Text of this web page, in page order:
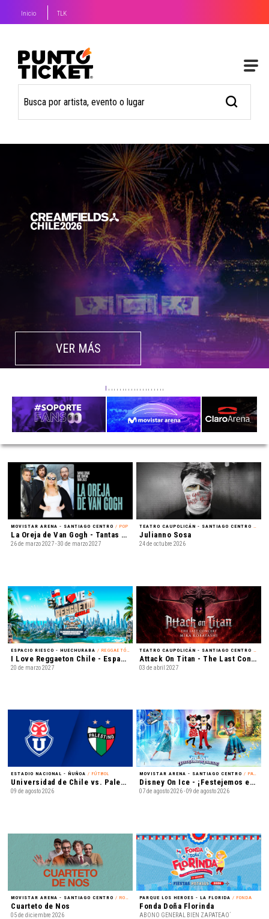
Inicio TLK
VER MÁS
MOVISTAR ARENA - SANTIAGO CENTRO / POP
La Oreja de Van Gogh - Tantas cosas que contar Tour 2027
26 de marzo 2027 - 30 de marzo 2027
TEATRO CAUPOLICÁN - SANTIAGO CENTRO
Julianno Sosa
24 de octubre 2026
ESPACIO RIESCO - HUECHURABA / REGGAETÓN
I Love Reggaeton Chile - Espacio Riesco 2027
20 de marzo 2027
TEATRO CAUPOLICÁN - SANTIAGO CENTRO
Attack On Titan - The Last Concert
03 de abril 2027
ESTADIO NACIONAL - ÑUÑOA / FÚTBOL
Universidad de Chile vs. Palestino - Liga de Primera Mercado Libre - Fecha 18
09 de agosto 2026
MOVISTAR ARENA - SANTIAGO CENTRO / PATINAJE EN HIELO
Disney On Ice - ¡Festejemos en Familia!
07 de agosto 2026 - 09 de agosto 2026
MOVISTAR ARENA - SANTIAGO CENTRO / ROCK
Cuarteto de Nos
05 de diciembre 2026
PARQUE LOS HEROES - LA FLORIDA / FONDA
Fonda Doña Florinda
ABONO GENERAL BIEN ZAPATEAO´